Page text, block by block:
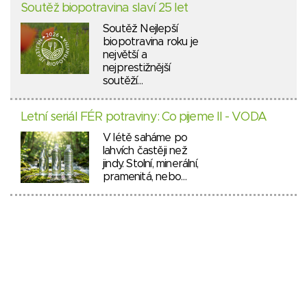
Soutěž biopotravina slaví 25 let
Soutěž Nejlepší
biopotravina roku je
největší a
nejprestižnější
soutěží…
Letní seriál FÉR potraviny: Co pijeme II - VODA
V létě saháme po
lahvích častěji než
jindy. Stolní, minerální,
pramenitá, nebo…